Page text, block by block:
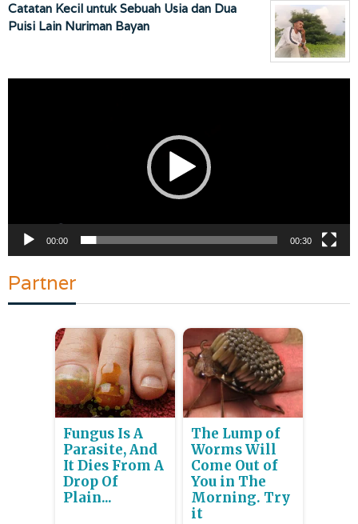
Catatan Kecil untuk Sebuah Usia dan Dua
Puisi Lain Nuriman Bayan
00:00 00:30
Partner
Fungus Is A
Parasite, And
It Dies From A
Drop Of
Plain...
The Lump of
Worms Will
Come Out of
You in The
Morning. Try
it